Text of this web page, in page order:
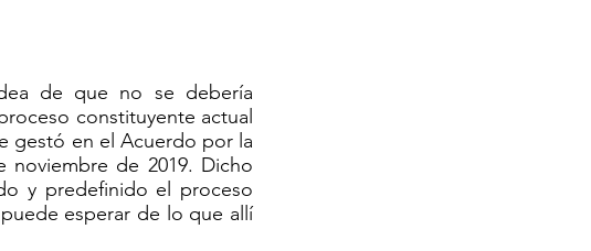
de que no se debería
constituyente actual
gestó en el Acuerdo por la
noviembre de 2019. Dicho
y predefinido el proceso
esperar de lo que allí